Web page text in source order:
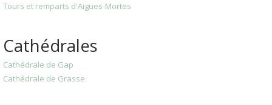
Tours et remparts d'Aigues-Mortes
Cathédrales
Cathédrale de Gap
Cathédrale de Grasse